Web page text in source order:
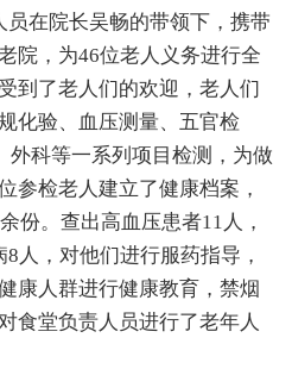
员在院长吴畅的带领下，携带
院，为46位老人义务进行全
到了老人们的欢迎，老人们
化验、血压测量、五官检
外科等一系列项目检测，为做
参检老人建立了健康档案，
份。查出高血压患者11人，
人，对他们进行服药指导，
康人群进行健康教育，禁烟
食堂负责人员进行了老年人